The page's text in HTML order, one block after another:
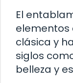
El
elementos
clásica y
siglos
belleza y